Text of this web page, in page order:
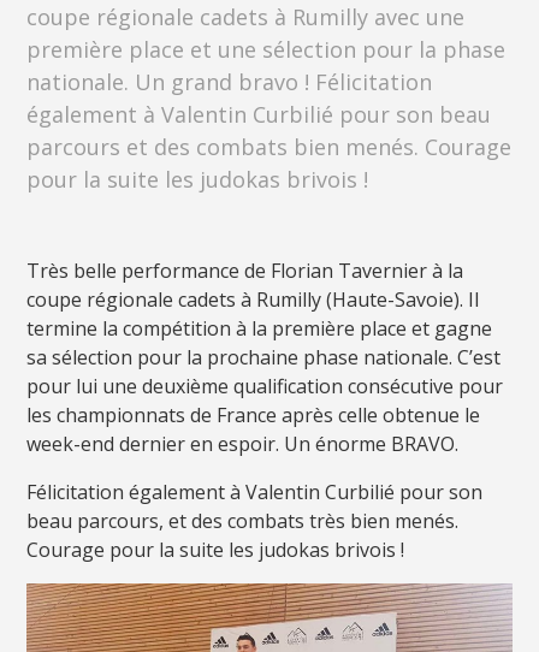
coupe régionale cadets à Rumilly avec une
première place et une sélection pour la phase
nationale. Un grand bravo ! Félicitation
également à Valentin Curbilié pour son beau
parcours et des combats bien menés. Courage
pour la suite les judokas brivois !
Très belle performance de Florian Tavernier à la
coupe régionale cadets à Rumilly (Haute-Savoie). Il
termine la compétition à la première place et gagne
sa sélection pour la prochaine phase nationale. C’est
pour lui une deuxième qualification consécutive pour
les championnats de France après celle obtenue le
week-end dernier en espoir. Un énorme BRAVO.
Félicitation également à Valentin Curbilié pour son
beau parcours, et des combats très bien menés.
Courage pour la suite les judokas brivois !